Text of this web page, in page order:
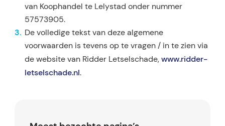
van Koophandel te Lelystad onder nummer
57573905.
De volledige tekst van deze algemene
voorwaarden is tevens op te vragen / in te zien via
de website van Ridder Letselschade, www.ridder-
letselschade.nl.